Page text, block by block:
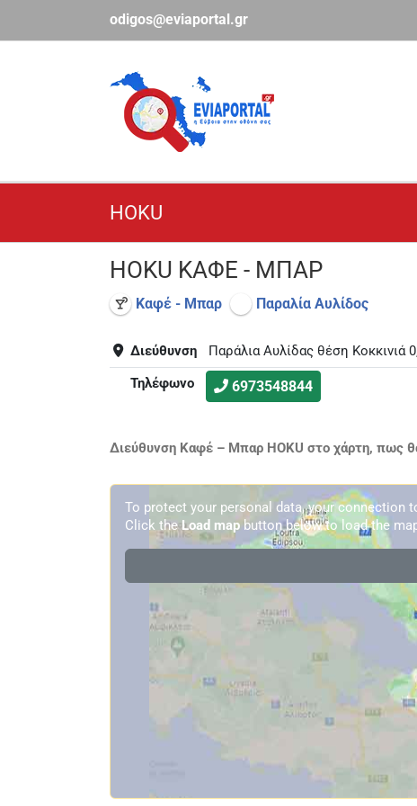
περιεχόμενο
odigos@eviaportal.gr
HOKU
HOKU ΚΑΦΕ - ΜΠΑΡ
Καφέ - Μπαρ Παραλία Αυλίδος
Διεύθυνση
Παράλια Αυλίδας θέση Κοκκινιά
Τηλέφωνο
6973548844
Διεύθυνση Καφέ – Μπαρ HOKU στο χάρτη, πως
To protect your personal data, your connection
Click the Load mapbutton below to load the